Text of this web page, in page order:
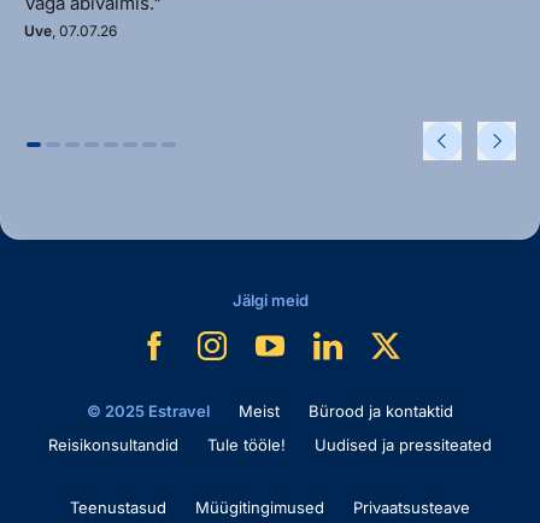
Uve, 07.07.26
© 2025 Estravel Meist
Bürood ja kontaktid
Reisikonsultandid
Tule tööle! Uudised ja pressiteated
Teenustasud Müügitingimused Privaatsusteave
Jälgi meid